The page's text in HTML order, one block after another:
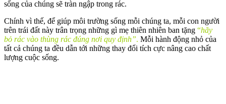
sống của chúng sẽ tràn ngập trong rác.
Chính vì thế, để giúp môi trường sống mỗi chúng ta, mỗi con người
trên trái đất này trân trọng những gì mẹ thiên nhiên ban tặng “hãy
bỏ rác vào thùng rác đúng nơi quy định”. Mỗi hành động nhỏ của
tất cả chúng ta đều dẫn tới những thay đổi tích cực nâng cao chất
lượng cuộc sống.